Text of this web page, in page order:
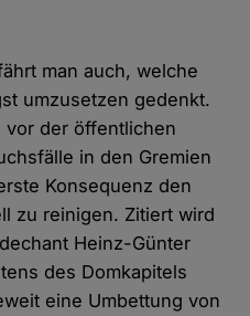
man auch, welche
umzusetzen gedenkt.
vor der öffentlichen
in den Gremien
Konsequenz den
zu reinigen. Zitiert wird
Heinz-Günter
des Domkapitels
eine Umbettung von